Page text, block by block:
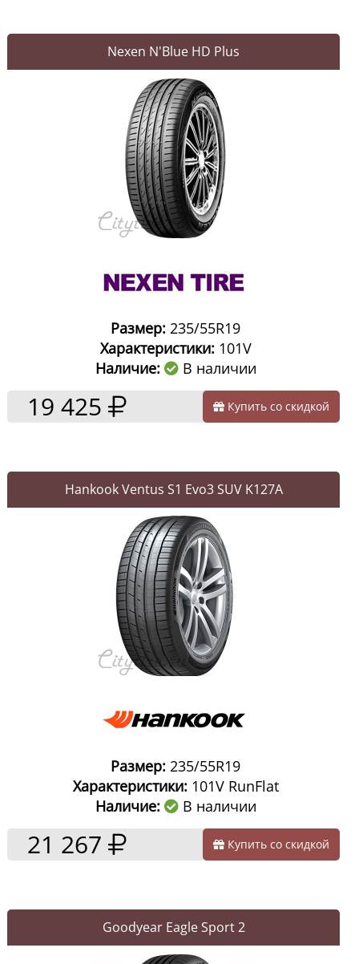
Nexen N'Blue HD Plus
Размер: 235/55R19
Характеристики:101V
Наличие:
В наличии
19 425 Купить со скидкой
Hankook Ventus S1 Evo3 SUV K127A
Размер: 235/55R19
Характеристики:101V RunFlat
Наличие:
В наличии
21 267 Купить со скидкой
Goodyear Eagle Sport 2